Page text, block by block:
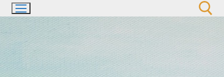
Aller
au